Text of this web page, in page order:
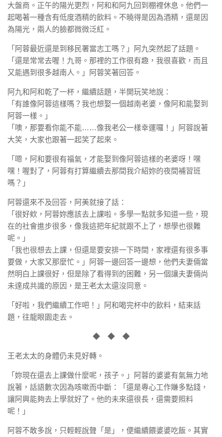
大盤商。正午的陽光更烈，阿和和阿九回到棚裡休息。他們一
起喝著一種含有低度酒精的飲料。不曉得是因為酒精，還是因
為陽光，兩人的臉都微微泛紅。
「阿蓉最近還是到移民署當志工嗎？」阿九突然起了話題。
「還是常常去喔！九哥。那裡的工作很有趣，我很喜歡，而且
又能遇到很多越南人。」阿蓉笑著回答。
阿九和阿和乾了一杯，繼續話題，半開玩笑地說：
「有誰像阿蓉這樣嗎？我也想娶一個越南老婆，像阿和能娶到
阿蓉一樣。」
「噢，那要看你能不能……像我老公一樣幸運囉！」阿蓉說著
大笑，大家也跟著一起笑了起來。
「嗯，阿和要很有福氣，才能娶到像阿蓉這樣的老婆呀！嘿
嘿！喔對了，阿蓉有打算繼續去那間我介紹妳的夜間補習班
嗎？」
阿蓉還來不及回答，阿美就接了話：
「很好欸，阿蓉妳應該去上課啦。多學一點就多知道一些，現
在的社會進步很多，像我這把年紀就跟不上了，想學也很難
呢。」
「我也很想去上課，但還是要安排一下時間，家裡還有很多事
要做，大家又那麼忙。」阿蓉一邊回答一邊想，他們夫妻倆當
然明白上課很好，但是除了看得到的困難，另一個讓夫妻倆尚
未達成共識的原因，是王老太太還沒同意。
「好啦，我們繼續工作吧！」阿和喝完杯中的飲料，結束話
題，往龍眼園走去。
◆ ◆ ◆
王老太太的身體仍未見好轉。
「妳現在還去上課做什麼呢，孩子。」阿蓉的婆婆有氣無力地
說著，話語數次因為咳嗽而中斷：「還是專心工作賺多點錢，
讓阿興能夠去上學就好了。他的未來還很長，還需要照料
呢！」
阿蓉不敢多說，只輕輕說聲「是」，便繼續餵婆婆吃飯。其實